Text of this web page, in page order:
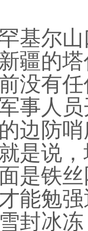
基尔
疆的
没有
事人
边防
是说
是铁
能勉
封冰